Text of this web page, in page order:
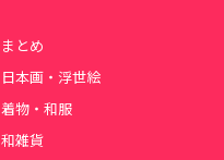
まとめ
日本画・浮世絵
着物・和服
和雑貨